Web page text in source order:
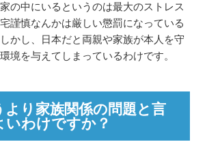
の中にいるというのは最大のストレス
謹慎なんかは厳しい懲罰になっている
かし、日本だと両親や家族が本人を守
境を与えてしまっているわけです。
より家族関係の問題と言
いわけですか？